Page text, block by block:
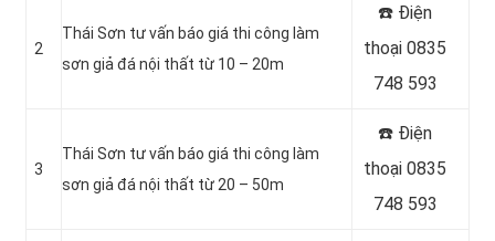
2
Thái Sơn tư vấn báo giá thi công làm
sơn giả đá nội thất từ 10 – 20m
☎️ Điện
thoại 0835
748 593
3
Thái Sơn tư vấn báo giá thi công làm
sơn giả đá nội thất từ 20 – 50m
☎️ Điện
thoại 0835
748 593